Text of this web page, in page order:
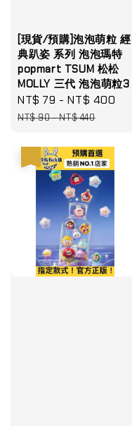
[現貨/預購]泡泡萌粒 經
典趴姿 系列 泡泡瑪特
popmart TSUM 松松
MOLLY 三代 泡泡萌粒3
Sale
price
NT$ 79 -NT$ 400
NT$ 90-NT$ 440